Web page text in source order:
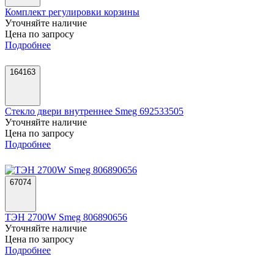
Комплект регулировки корзины
Уточняйте наличие
Цена по запросу
Подробнее
164163
Стекло двери внутреннее Smeg 692533505
Уточняйте наличие
Цена по запросу
Подробнее
67074
ТЭН 2700W Smeg 806890656
Уточняйте наличие
Цена по запросу
Подробнее